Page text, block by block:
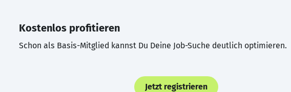
Kostenlos profitieren
Schon als Basis-Mitglied kannst Du Deine Job-Suche deutlich optimieren.
Jetzt registrieren